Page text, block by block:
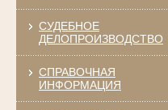
СУДЕБНОЕ
ДЕЛОПРОИЗВОДСТВО
СПРАВОЧНАЯ
ИНФОРМАЦИЯ